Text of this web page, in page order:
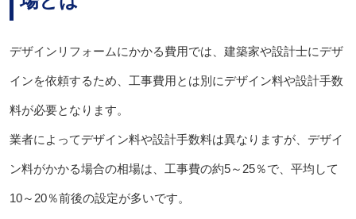
デザインリフォームにかかる費用では、建築家や設計士にデザ
インを依頼するため、工事費用とは別にデザイン料や設計手数
料が必要となります。
業者によってデザイン料や設計手数料は異なりますが、デザイ
ン料がかかる場合の相場は、工事費の約5～25％で、平均して
10～20％前後の設定が多いです。